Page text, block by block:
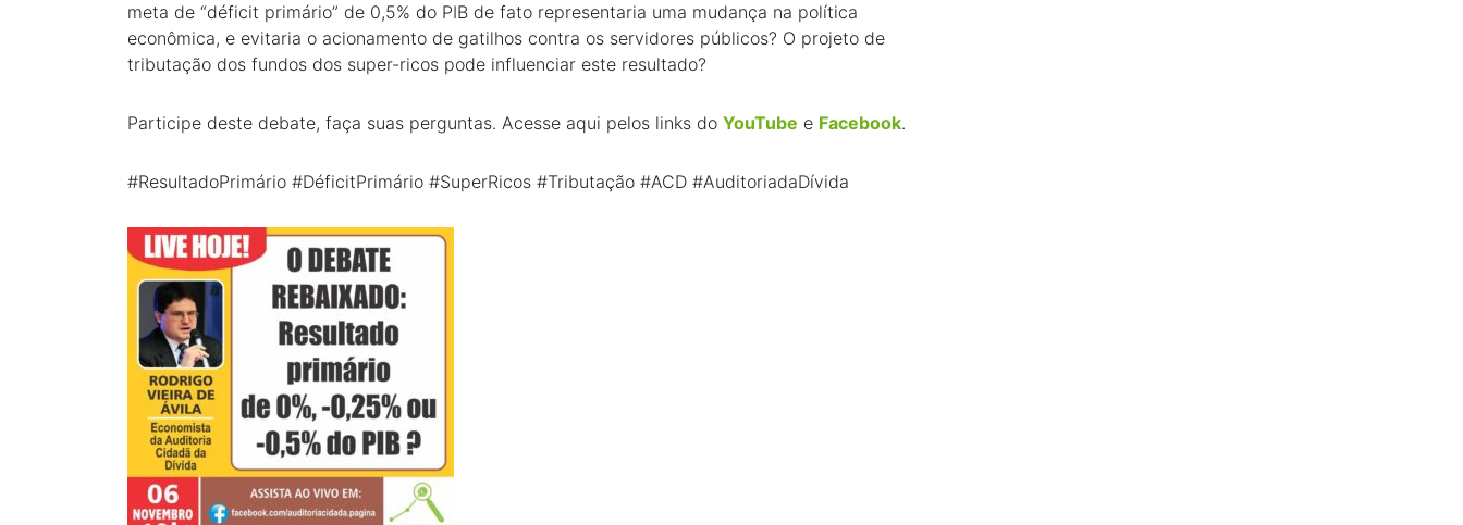
meta de “déficit primário” de 0,5% do PIB de fato representaria uma mudança na política
econômica, e evitaria o acionamento de gatilhos contra os servidores públicos? O projeto de
tributação dos fundos dos super-ricos pode influenciar este resultado?
Participe deste debate, faça suas perguntas. Acesse aqui pelos links do YouTube e Facebook.
#ResultadoPrimário #DéficitPrimário #SuperRicos #Tributação #ACD #AuditoriadaDívida